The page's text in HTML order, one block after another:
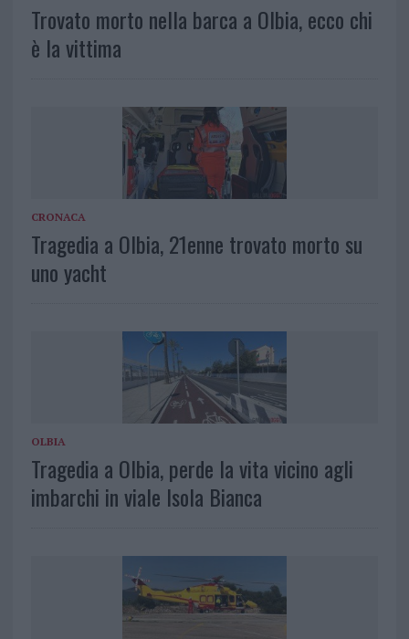
Trovato morto nella barca a Olbia, ecco chi
è la vittima
CRONACA
Tragedia a Olbia, 21enne trovato morto su
uno yacht
OLBIA
Tragedia a Olbia, perde la vita vicino agli
imbarchi in viale Isola Bianca